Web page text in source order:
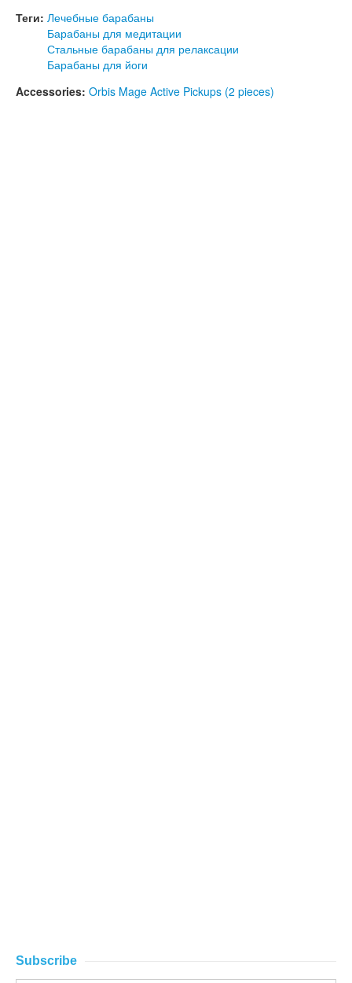
Теги: Лечебные барабаны
Барабаны для медитации
Стальные барабаны для релаксации
Барабаны для йоги
Accessories: Orbis Mage Active Pickups (2 pieces)
Subscribe